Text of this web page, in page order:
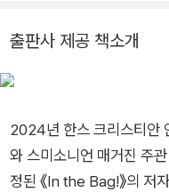
그랜트 우드는 어릴 때부터
말했어요. “나의 첫 아틀리
으로 덮인 식탁 아래였어요.”
받을 수 있을지 걱정이 되었
장’이라 불렸고, 그들이 선
술의 본보기라고 여겨졌어
출판사 제공 책소개
2024년 한스 크리스티안
와 스미소니언 매거진 주관 ‘어린이를 위한 위대한 과학책’에 선
정된 《In the Bag!》의 저자 모니